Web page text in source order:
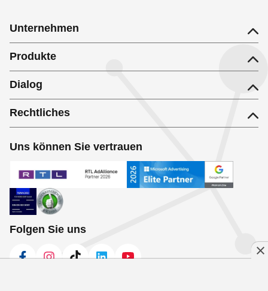
Unternehmen
Produkte
Dialog
Rechtliches
Uns können Sie vertrauen
Folgen Sie uns